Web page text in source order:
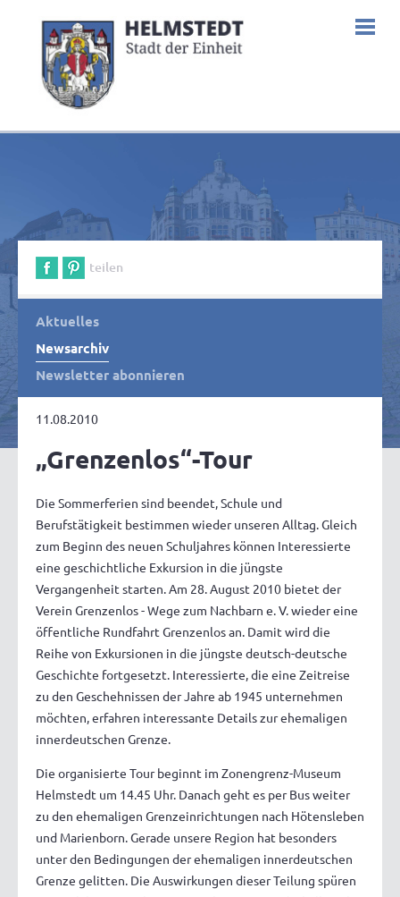
teilen
Aktuelles
Newsarchiv
Newsletter abonnieren
11.08.2010
„Grenzenlos“-Tour
Die Sommerferien sind beendet, Schule und
Berufstätigkeit bestimmen wieder unseren Alltag. Gleich
zum Beginn des neuen Schuljahres können Interessierte
eine geschichtliche Exkursion in die jüngste
Vergangenheit starten. Am 28. August 2010 bietet der
Verein Grenzenlos - Wege zum Nachbarn e. V. wieder eine
öffentliche Rundfahrt Grenzenlos an. Damit wird die
Reihe von Exkursionen in die jüngste deutsch-deutsche
Geschichte fortgesetzt. Interessierte, die eine Zeitreise
zu den Geschehnissen der Jahre ab 1945 unternehmen
möchten, erfahren interessante Details zur ehemaligen
innerdeutschen Grenze.
Die organisierte Tour beginnt im Zonengrenz-Museum
Helmstedt um 14.45 Uhr. Danach geht es per Bus weiter
zu den ehemaligen Grenzeinrichtungen nach Hötensleben
und Marienborn. Gerade unsere Region hat besonders
unter den Bedingungen der ehemaligen innerdeutschen
Grenze gelitten. Die Auswirkungen dieser Teilung spüren